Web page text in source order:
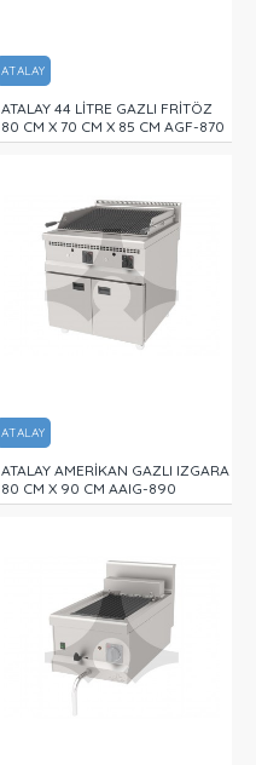
ATALAY
ATALAY 44 LİTRE GAZLI FRİTÖZ
80 CM X 70 CM X 85 CM AGF-870
ATALAY
ATALAY AMERİKAN GAZLI IZGARA
80 CM X 90 CM AAIG-890